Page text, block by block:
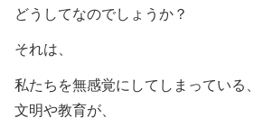
どうしてなのでしょうか？
それは、
私たちを無感覚にしてしまっている、
文明や教育が、